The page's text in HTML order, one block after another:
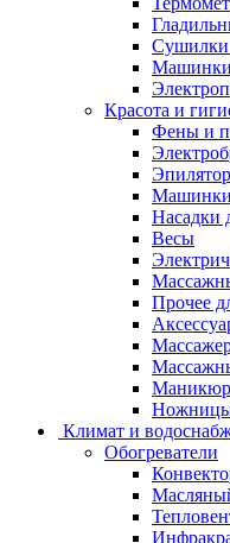
Сушилки
Машинки
Красота и
Фены и
Машинки
Насадки
Весы
Прочее
Ножницы
Климат и
Обогреватели